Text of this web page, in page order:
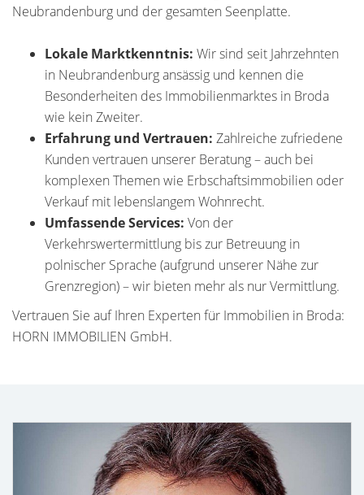
Neubrandenburg und der gesamten Seenplatte.
Lokale Marktkenntnis: Wir sind seit Jahrzehnten
in Neubrandenburg ansässig und kennen die
Besonderheiten des Immobilienmarktes in Broda
wie kein Zweiter.
Erfahrung und Vertrauen: Zahlreiche zufriedene
Kunden vertrauen unserer Beratung – auch bei
komplexen Themen wie Erbschaftsimmobilien oder
Verkauf mit lebenslangem Wohnrecht.
Umfassende Services: Von der
Verkehrswertermittlung bis zur Betreuung in
polnischer Sprache (aufgrund unserer Nähe zur
Grenzregion) – wir bieten mehr als nur Vermittlung.
Vertrauen Sie auf Ihren Experten für Immobilien in Broda:
HORN IMMOBILIEN GmbH.